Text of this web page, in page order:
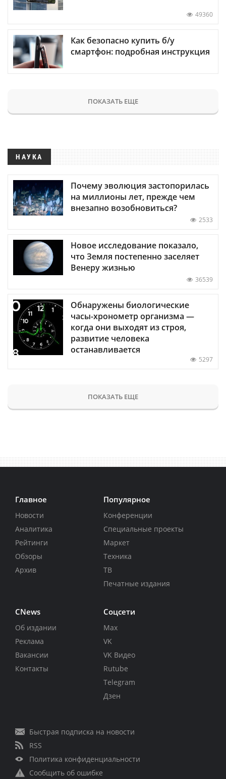
49360
Как безопасно купить б/у
смартфон: подробная инструкция
ПОКАЗАТЬ ЕЩЕ
НАУКА
Почему эволюция застопорилась
на миллионы лет, прежде чем
внезапно возобновиться?
2533
Новое исследование показало,
что Земля постепенно заселяет
Венеру жизнью
36539
Обнаружены биологические
часы-хронометр организма —
когда они выходят из строя,
развитие человека
останавливается
5297
ПОКАЗАТЬ ЕЩЕ
Главное
Новости
Аналитика
Рейтинги
Обзоры
Архив
Популярное
Конференции
Специальные проекты
Маркет
Техника
ТВ
Печатные издания
CNews
Об издании
Реклама
Вакансии
Контакты
Соцсети
Max
VK
VK Видео
Rutube
Telegram
Дзен
Быстрая подписка на новости
RSS
Политика конфиденциальности
Сообщить об ошибке